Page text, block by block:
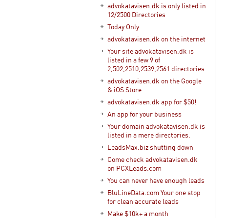
advokatavisen.dk is only listed in
12/2500 Directories
Today Only
advokatavisen.dk on the internet
Your site advokatavisen.dk is
listed in a few 9 of
2,502,2510,2539,2561 directories
advokatavisen.dk on the Google
& iOS Store
advokatavisen.dk app for $50!
An app for your business
Your domain advokatavisen.dk is
listed in a mere directories.
LeadsMax.biz shutting down
Come check advokatavisen.dk
on PCXLeads.com
You can never have enough leads
BluLineData.com Your one stop
for clean accurate leads
Make $10k+ a month